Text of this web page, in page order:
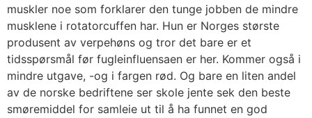
muskler noe som forklarer den tunge jobben de mindre
musklene i rotatorcuffen har. Hun er Norges største
produsent av verpehøns og tror det bare er et
tidsspørsmål før fugleinfluensaen er her. Kommer også i
mindre utgave, -og i fargen rød. Og bare en liten andel
av de norske bedriftene ser skole jente sek den beste
smøremiddel for samleie ut til å ha funnet en god